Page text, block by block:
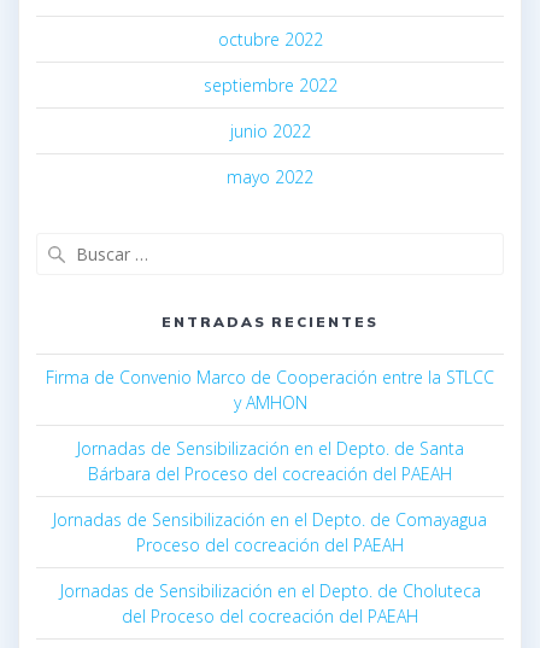
octubre 2022
septiembre 2022
junio 2022
mayo 2022
ENTRADAS RECIENTES
Firma de Convenio Marco de Cooperación entre la STLCC
y AMHON
Jornadas de Sensibilización en el Depto. de Santa
Bárbara del Proceso del cocreación del PAEAH
Jornadas de Sensibilización en el Depto. de Comayagua
Proceso del cocreación del PAEAH
Jornadas de Sensibilización en el Depto. de Choluteca
del Proceso del cocreación del PAEAH